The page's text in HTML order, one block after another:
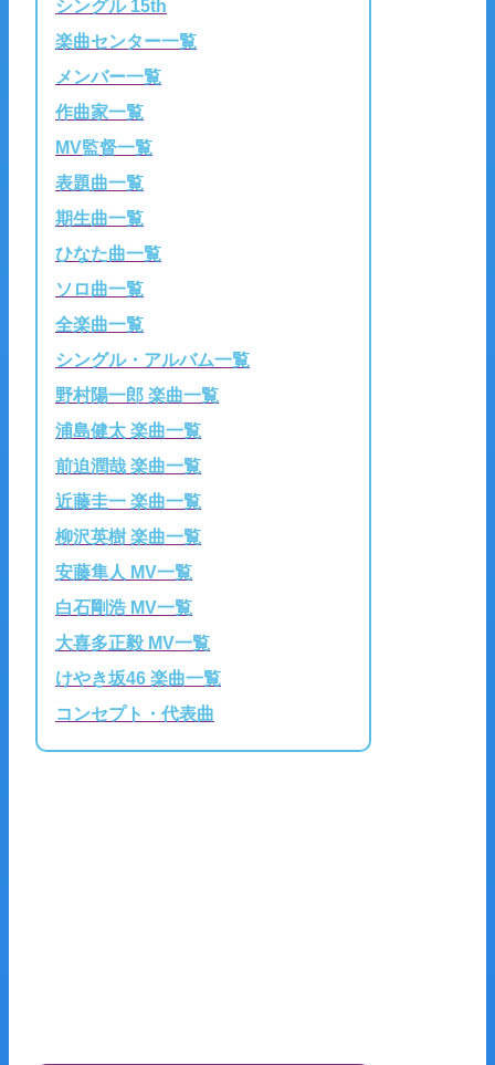
シングル 15th
楽曲センター一覧
メンバー一覧
作曲家一覧
MV監督一覧
表題曲一覧
期生曲一覧
ひなた曲一覧
ソロ曲一覧
全楽曲一覧
シングル・アルバム一覧
野村陽一郎 楽曲一覧
浦島健太 楽曲一覧
前迫潤哉 楽曲一覧
近藤圭一 楽曲一覧
柳沢英樹 楽曲一覧
安藤隼人 MV一覧
白石剛浩 MV一覧
大喜多正毅 MV一覧
けやき坂46 楽曲一覧
コンセプト・代表曲